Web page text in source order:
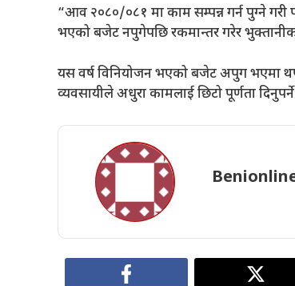
“आव २०८०/०८१ मा काम सम्पन्न गर्न पुग्ने
भएको बजेट नपुगेपछि रकमान्तर गरेर
यस वर्ष विनियोजन भएको बजेट अपुग भएमा
व्यवसायीले अधुरा कामलाई छिटो पूर्णता